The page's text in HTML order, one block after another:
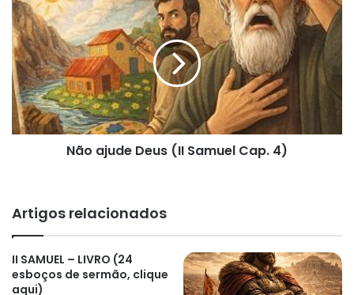
ajude
Deus
(II
Samuel
Cap.
4)
Não ajude Deus (II Samuel Cap. 4)
Artigos relacionados
II SAMUEL – LIVRO (24
esboços de sermão, clique
aqui)